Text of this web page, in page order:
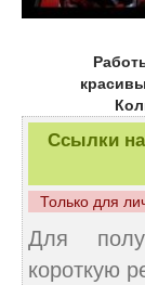
Ссылки
Только для
Для
короткую